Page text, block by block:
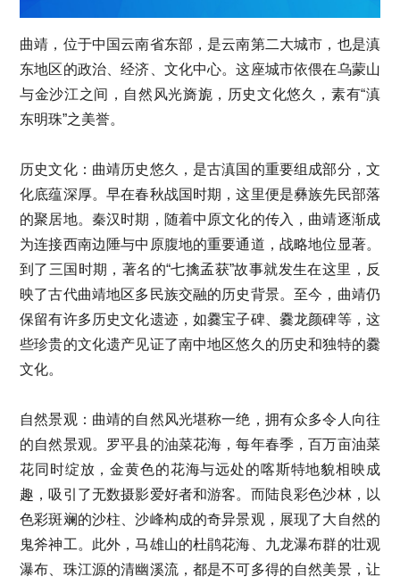
曲靖，位于中国云南省东部，是云南第二大城市，也是滇
东地区的政治、经济、文化中心。这座城市依偎在乌蒙山
与金沙江之间，自然风光旖旎，历史文化悠久，素有“滇
东明珠”之美誉。
历史文化：曲靖历史悠久，是古滇国的重要组成部分，文
化底蕴深厚。早在春秋战国时期，这里便是彝族先民部落
的聚居地。秦汉时期，随着中原文化的传入，曲靖逐渐成
为连接西南边陲与中原腹地的重要通道，战略地位显著。
到了三国时期，著名的“七擒孟获”故事就发生在这里，反
映了古代曲靖地区多民族交融的历史背景。至今，曲靖仍
保留有许多历史文化遗迹，如爨宝子碑、爨龙颜碑等，这
些珍贵的文化遗产见证了南中地区悠久的历史和独特的爨
文化。
自然景观：曲靖的自然风光堪称一绝，拥有众多令人向往
的自然景观。罗平县的油菜花海，每年春季，百万亩油菜
花同时绽放，金黄色的花海与远处的喀斯特地貌相映成
趣，吸引了无数摄影爱好者和游客。而陆良彩色沙林，以
色彩斑斓的沙柱、沙峰构成的奇异景观，展现了大自然的
鬼斧神工。此外，马雄山的杜鹃花海、九龙瀑布群的壮观
瀑布、珠江源的清幽溪流，都是不可多得的自然美景，让